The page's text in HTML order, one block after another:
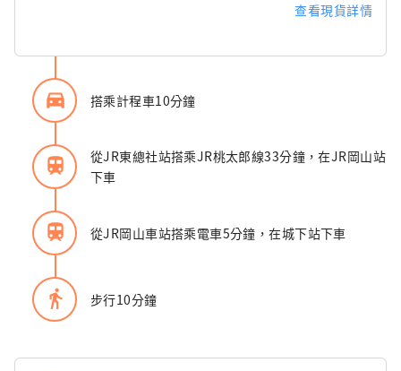
查看現貨詳情
directions_car_filled 搭乘計程車10分鐘
train
從JR東總社站搭乘JR桃太郎線33分鐘，在JR岡山站
下車
train 從JR岡山車站搭乘電車5分鐘，在城下站下車
directions_walk 步行10分鐘